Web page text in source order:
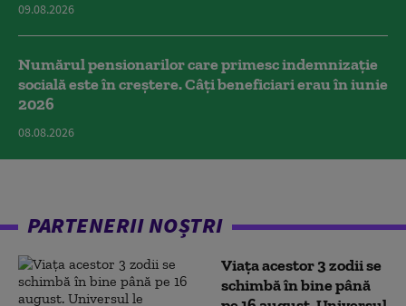
09.08.2026
Numărul pensionarilor care primesc indemnizaţie
socială este în creștere. Câți beneficiari erau în iunie
2026
08.08.2026
PARTENERII NOȘTRI
Viața acestor 3 zodii se
schimbă în bine până